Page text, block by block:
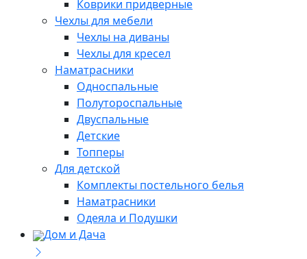
Коврики придверные
Чехлы для мебели
Чехлы на диваны
Чехлы для кресел
Наматрасники
Односпальные
Полутороспальные
Двуспальные
Детские
Топперы
Для детской
Комплекты постельного белья
Наматрасники
Одеяла и Подушки
Дом и Дача